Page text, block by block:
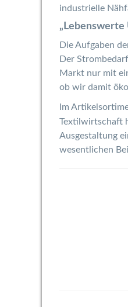
industrielle
Die Aufgaben
Der
Markt nur mit
ob wir damit
Im
Textilwirtschaft
Ausgestaltung
wesentlichen